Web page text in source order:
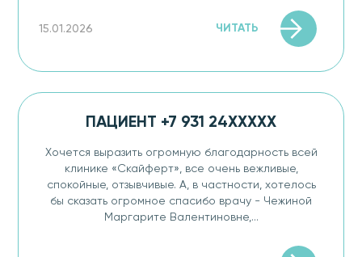
15.01.2026 ЧИТАТЬ
ПАЦИЕНТ +7 931 24XXXXX
Хочется выразить огромную благодарность всей
клинике «Скайферт», все очень вежливые,
спокойные, отзывчивые. А, в частности, хотелось
бы сказать огромное спасибо врачу - Чежиной
Маргарите Валентиновне,...